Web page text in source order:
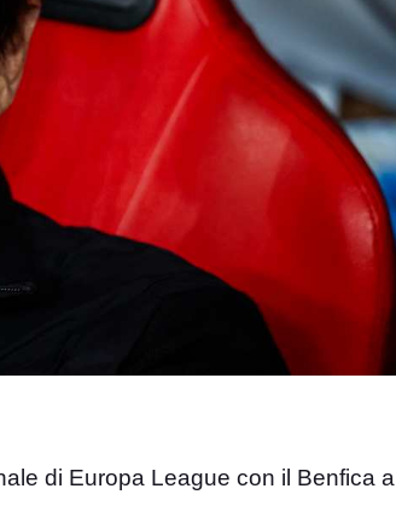
di Europa League con il Benfica a